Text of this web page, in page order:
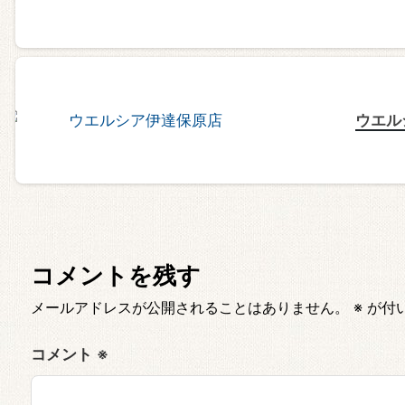
ウエ
コメントを残す
メールアドレスが公開されることはありません。 ※ が付
コメント ※